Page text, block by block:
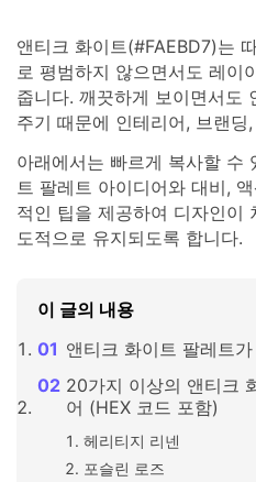
앤티크 화이트(#FAEBD7)는
로 평범하지 않으면서도 레이
줍니다. 깨끗하게 보이면서도
주기 때문에 인테리어, 브랜
아래에서는 빠르게 복사할 수
트 팔레트 아이디어와 대비,
적인 팁을 제공하여 디자인이
도적으로 유지되도록 합니다.
이 글의 내용
앤티크 화이트 팔레트
20가지 이상의 앤티크
어 (HEX 코드 포함)
헤리티지 리넨
포슬린 로즈